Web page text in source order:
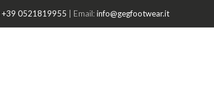
+39 0521819955 | Email: info@gegfootwear.it